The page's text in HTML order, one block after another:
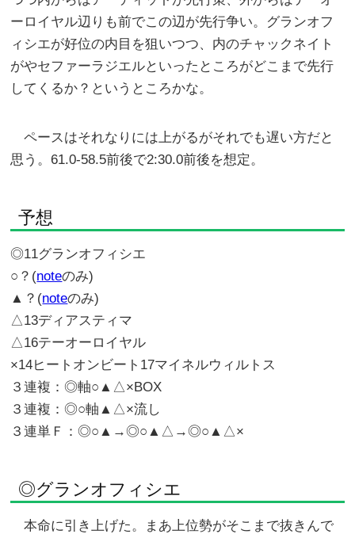
ーロイヤル辺りも前でこの辺が先行争い。グランオフ
ィシエが好位の内目を狙いつつ、内のチャックネイト
がやセファーラジエルといったところがどこまで先行
してくるか？というところかな。
ペースはそれなりには上がるがそれでも遅い方だと
思う。61.0-58.5前後で2:30.0前後を想定。
予想
◎11グランオフィシエ
○？(noteのみ)
▲？(noteのみ)
△13ディアスティマ
△16テーオーロイヤル
×14ヒートオンビート17マイネルウィルトス
３連複：◎軸○▲△×BOX
３連複：◎○軸▲△×流し
３連単Ｆ：◎○▲→◎○▲△→◎○▲△×
◎グランオフィシエ
本命に引き上げた。まあ上位勢がそこまで抜きんで